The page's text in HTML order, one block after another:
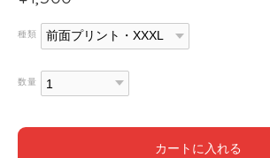
種類
数量
カートに入れる